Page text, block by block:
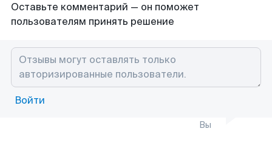
Оставьте комментарий — он поможет
пользователям принять решение
Войти
Вы